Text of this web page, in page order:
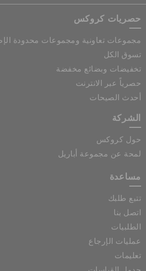
حصريات كروكس
مجموعات تعاونية ومجموعات محدودة
تسوق الكل
تخفيضات وبضائع مخفضة
حصرياً عبر الانترنت
أحدث الصيحات
الشركة
حول كروكس
لمحة عن مجموعة أباريل
مساعدة
تتبع طلبك
اتصل بنا
الطلبيات
عمليات الإرجاع
تعليمات